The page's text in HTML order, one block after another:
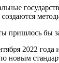
бы
2022
новым